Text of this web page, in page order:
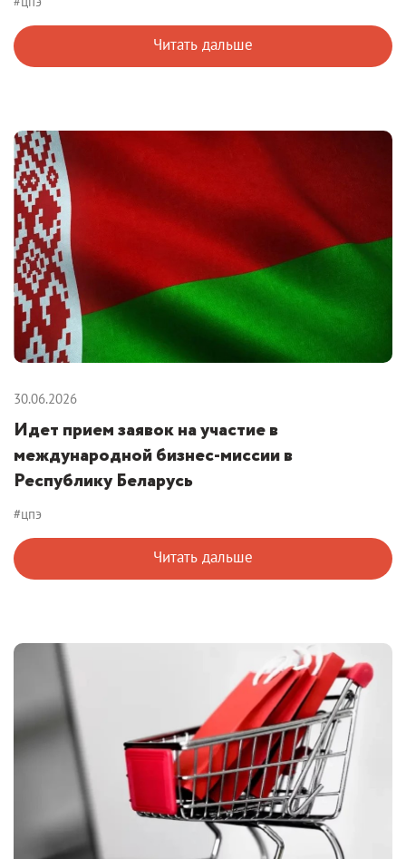
Читать дальше
30.06.2026
Идет прием заявок на участие в
международной бизнес-миссии в
Республику Беларусь
#цпэ
Читать дальше